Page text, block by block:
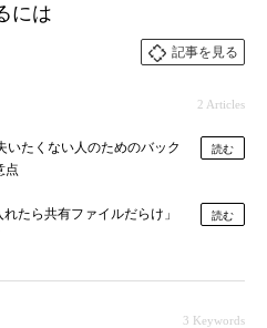
には
記事を見る
2 Articles
いたくない人のためのバック
点
読む
たら共有ファイルだらけ」
読む
3 Keywords